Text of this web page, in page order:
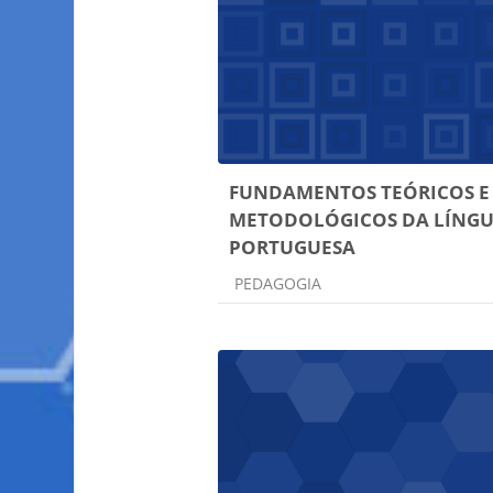
FUNDAMENTOS TEÓRICOS E
METODOLÓGICOS DA
PORTUGUESA
Categoria do curso
PEDAGOGIA